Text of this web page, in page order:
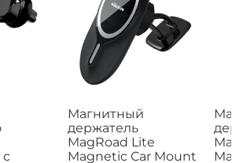
с
Магнитный
держатель
MagRoad Lite
Magnetic Car Mount